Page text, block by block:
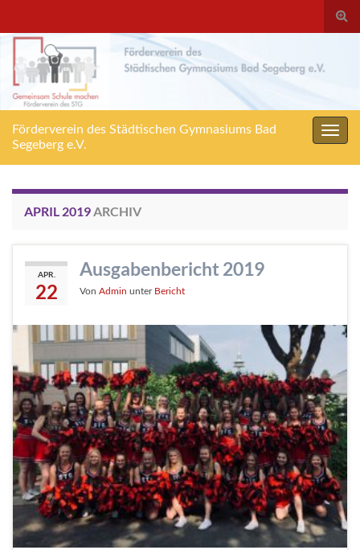
Förderverein des Städtischen Gymnasiums Bad
Segeberg e.V.
APRIL 2019 ARCHIV
APR.
22
Ausgabenbericht 2019
Von Admin unter Bericht